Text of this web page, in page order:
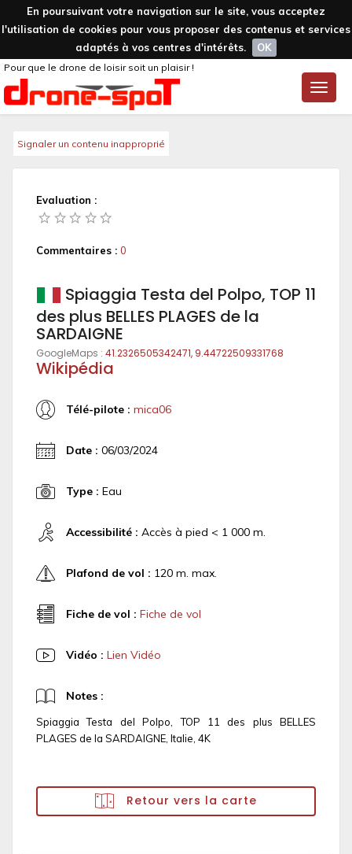
En poursuivant votre navigation sur le site, vous acceptez
l'utilisation de cookies pour vous proposer des contenus et services
adaptés à vos centres d'intérêts.
OK
Toggle
Pour que le drone de loisir soit un plaisir !
Signaler un contenu inapproprié
Evaluation :
Commentaires : 0
Spiaggia Testa del Polpo, TOP 11
des plus BELLES PLAGES de la
SARDAIGNE
GoogleMaps : 41.2326505342471, 9.44722509331768
Wikipédia
Télé-pilote : mica06
Date : 06/03/2024
Type : Eau
Accessibilité : Accès à pied < 1 000 m.
Plafond de vol : 120 m. max.
Fiche de vol : Fiche de vol
Vidéo : Lien Vidéo
Notes :
Spiaggia Testa del Polpo, TOP 11 des plus BELLES
PLAGES de la SARDAIGNE, Italie, 4K
Retour vers la carte